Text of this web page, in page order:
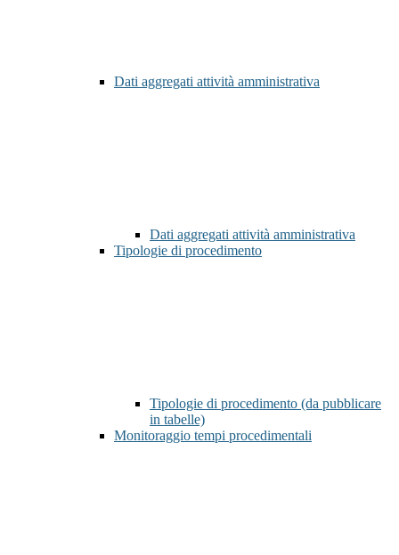
Dati aggregati attività amministrativa
Dati aggregati attività amministrativa
Tipologie di procedimento
Tipologie di procedimento (da pubblicare
in tabelle)
Monitoraggio tempi procedimentali